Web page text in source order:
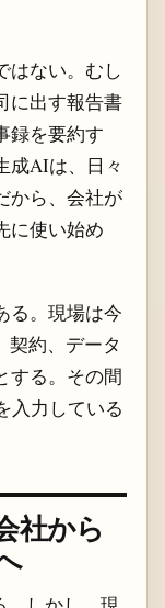
はない。むし
に出す報告書
録を要約す
成AIは、日々
から、会社が
に使い始め
る。現場は今
契約、データ
する。その間
入力している
社から